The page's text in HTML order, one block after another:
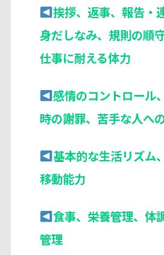
挨拶、返事、報告・
身だしなみ、規則の順
仕事に耐える体力
感情のコントロール
時の謝罪、苦手な人へ
基本的な生活リズム
移動能力
食事、栄養管理、体
管理